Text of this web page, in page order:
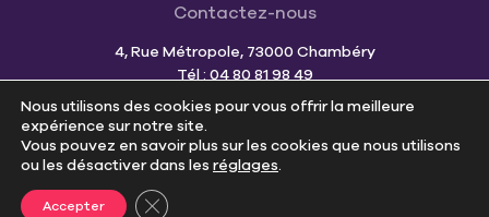
Nous utilisons des cookies pour vous offrir la meilleure
expérience sur notre site.
Vous pouvez en savoir plus sur les cookies que nous utilisons
ou les désactiver dans les réglages.
Accepter Fermer la bannière des cookies GDPR
Contactez-nous
4, Rue Métropole, 73000 Chambéry
Tél : 04 80 81 98 49
Mail :team@cornerimmo.fr